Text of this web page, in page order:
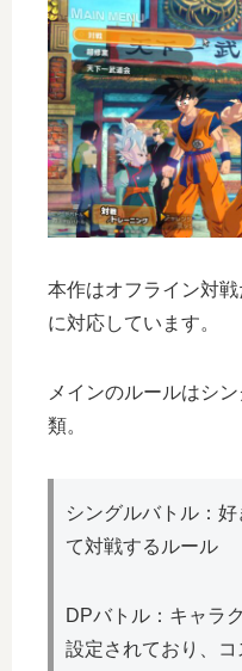
本作はオフライン対
に対応しています。
メインのルールはシ
類。
シングルバトル：
て対戦するルール
DPバトル：キャラ
設定されており、